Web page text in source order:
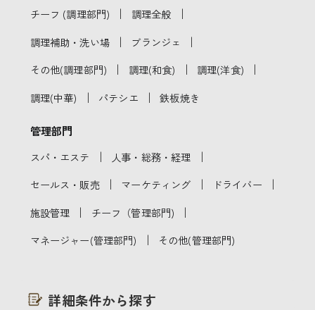
チーフ (調理部門) ｜ 調理全般 ｜
調理補助・洗い場 ｜ ブランジェ ｜
その他(調理部門) ｜ 調理(和食) ｜ 調理(洋食) ｜
調理(中華) ｜ パテシエ ｜ 鉄板焼き
管理部門
スパ・エステ ｜ 人事・総務・経理 ｜
セールス・販売 ｜ マーケティング ｜ ドライバー ｜
施設管理 ｜ チーフ（管理部門) ｜
マネージャー(管理部門) ｜ その他(管理部門)
詳細条件から探す